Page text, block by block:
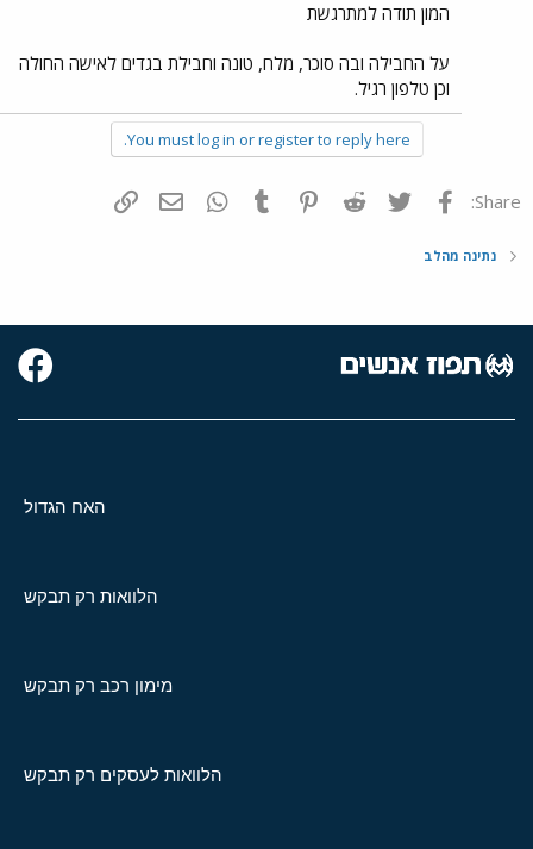
המון תודה למתרגשת
על החבילה ובה סוכר, מלח, טונה וחבילת בגדים לאישה החולה
וכן טלפון רגיל.
You must log in or register to reply here.
Share: פייסבוק Twitter
Reddit
Pinterest
Tumblr
WhatsAppדואר אלקטרוני
נתינה מהלב
האח הגדול
הלוואות רק תבקש
מימון רכב רק תבקש
הלוואות לעסקים רק תבקש